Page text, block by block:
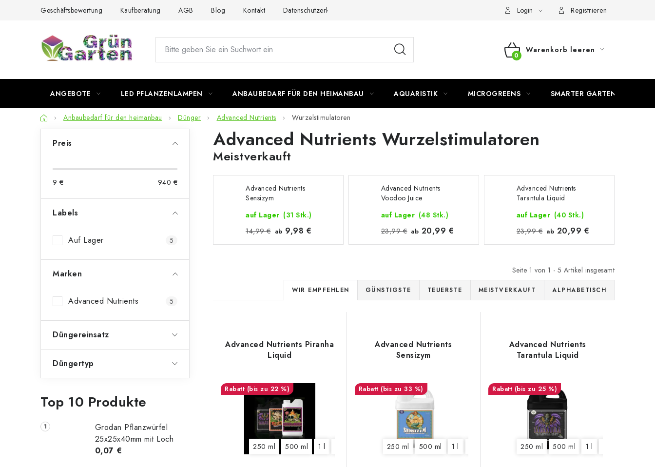
Geschäftsbewertung Kaufberatung AGB Blog Kontakt Datenschutzerklärung Login Registrieren
WARENKORB
Warenkorb leeren
ANGEBOTE LED PFLANZENLAMPEN ANBAUBEDARF FÜR DEN HEIMANBAU AQUARISTIK MICROGREENS SMARTER GARTEN
StartseiteAnbaubedarf für den heimanbau Dünger Advanced Nutrients Wurzelstimulatoren
t
e
t
Preis
9 € 940 €
Labels
Auf Lager 5
Marken
Advanced Nutrients 5
Düngereinsatz
Düngertyp
Top 10 Produkte
Grodan Pflanzwürfel
25x25x40mm mit Loch
0,07 €
Advanced Nutrients Wurzelstimulatoren
Meistverkauft
Advanced Nutrients
Sensizym
auf Lager (31 Stk.)
14,99 € ab 9,98 €
Advanced Nutrients
Voodoo Juice
auf Lager (48 Stk.)
23,99 € ab 20,99 €
Advanced Nutrients
Tarantula Liquid
auf Lager (40 Stk.)
23,99 € ab 20,99 €
Seite 1 von 1 - 5 Artikel insgesamt
P
r
d
u
k
t
s
o
r
WIR EMPFEHLEN GÜNSTIGSTE TEUERSTE MEISTVERKAUFT ALPHABETISCH
Advanced Nutrients Piranha
Liquid
(bis zu 22 %)
250 ml 500 ml 1 l 20 l
Advanced Nutrients
Sensizym
(bis zu 33 %)
250 ml 500 ml 1 l 20 l
Advanced Nutrients
Tarantula Liquid
(bis zu 25 %)
250 ml 500 ml 1 l